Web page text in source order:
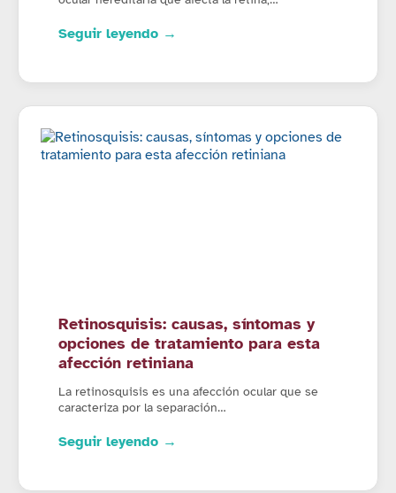
Seguir leyendo →
Retinosquisis: causas, síntomas y
opciones de tratamiento para esta
afección retiniana
La retinosquisis es una afección ocular que se
caracteriza por la separación…
Seguir leyendo →